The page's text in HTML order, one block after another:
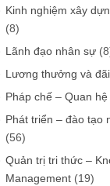
Kinh nghiệm xây
(8)
Lãnh đạo nhân sự
Lương thưởng và
Pháp chế – Quan
Phát triển – đào tạo
(56)
Quản trị tri thức –
Management (19)